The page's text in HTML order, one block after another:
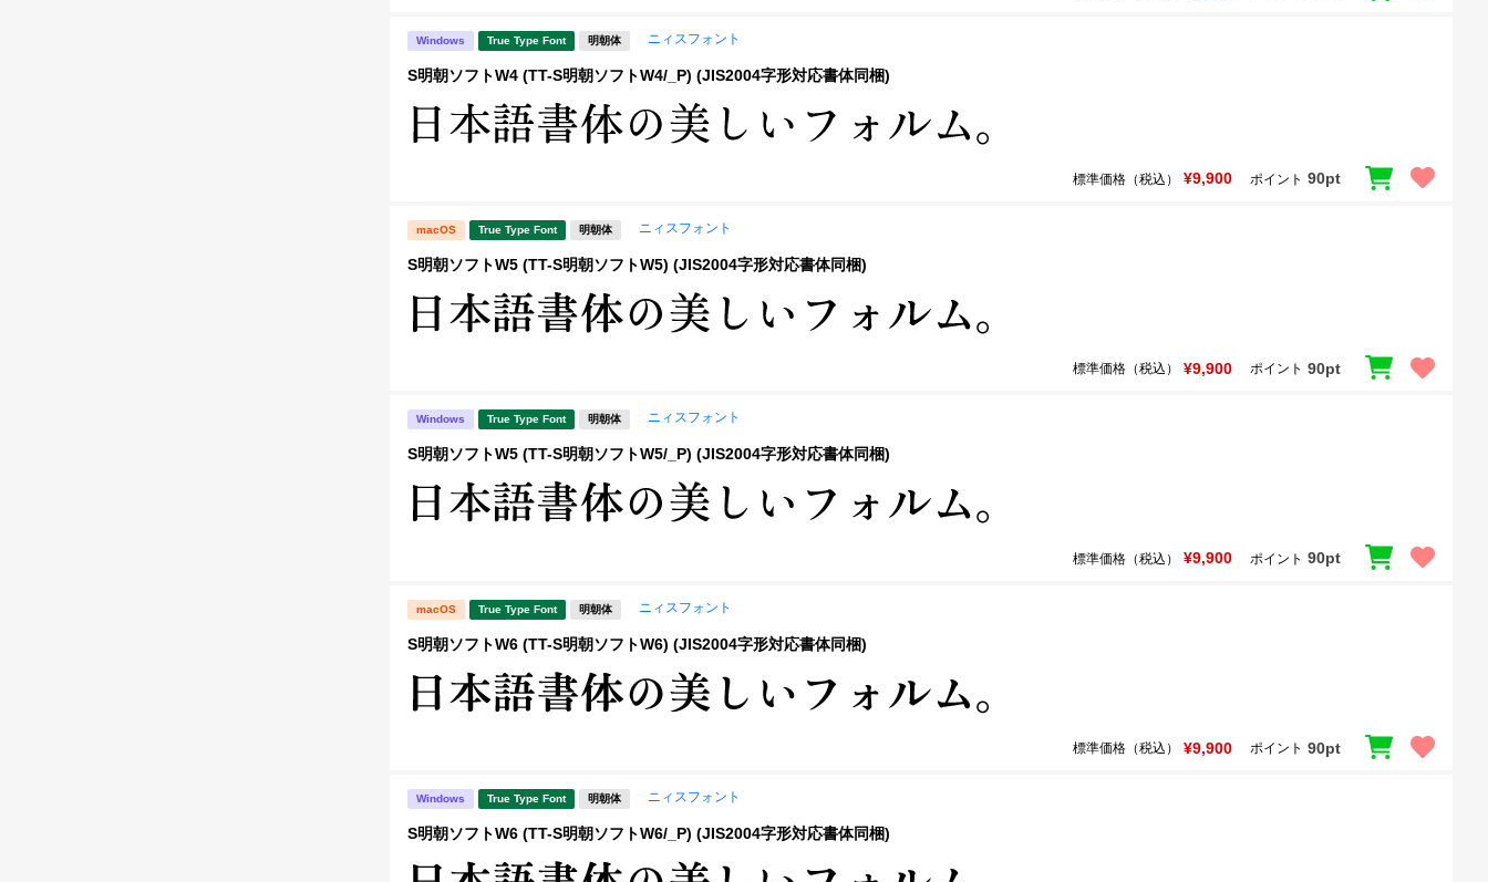
Windows True Type Font 明朝体 ニィスフォント
S明朝ソフトW4 (TT-S明朝ソフトW4/_P) (JIS2004字形対応書体同梱)
標準価格（税込） ¥9,900 ポイント 90pt
macOS True Type Font 明朝体 ニィスフォント
S明朝ソフトW5 (TT-S明朝ソフトW5) (JIS2004字形対応書体同梱)
標準価格（税込） ¥9,900 ポイント 90pt
Windows True Type Font 明朝体 ニィスフォント
S明朝ソフトW5 (TT-S明朝ソフトW5/_P) (JIS2004字形対応書体同梱)
標準価格（税込） ¥9,900 ポイント 90pt
macOS True Type Font 明朝体 ニィスフォント
S明朝ソフトW6 (TT-S明朝ソフトW6) (JIS2004字形対応書体同梱)
標準価格（税込） ¥9,900 ポイント 90pt
Windows True Type Font 明朝体 ニィスフォント
S明朝ソフトW6 (TT-S明朝ソフトW6/_P) (JIS2004字形対応書体同梱)